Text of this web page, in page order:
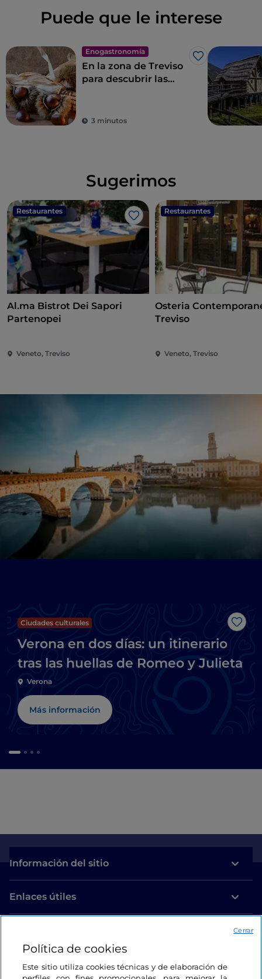
Puede que le interese
Enogastronomía
Me gusta
En la zona de Treviso
para descubrir las
más sabrosas
3 minutos
Sugerimos
Restaurantes
Me gusta
Al.ma Bistrot Dei Sapori
Partenopei
Veneto, Treviso
Restaurantes
Osteria
Treviso
Veneto, Treviso
Me
Ciudades culturales
Verona en dos días: un itinerario
tras las huellas de Romeo y Julieta
Verona
Más información
Información del sitio
Enlaces útiles
Estamos en contacto
Política de cookies
Este sitio utiliza cookies técnicas y de elaboración de
Cerrar